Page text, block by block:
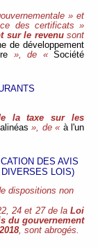
» et
des certificats »
sur le revenusont
de développement
», de «Société
la taxe sur les
», de « à l'un
DES AVIS
LOIS)
dispositions non
24 et 27 de la Loi
du gouvernement
, sont abrogés.